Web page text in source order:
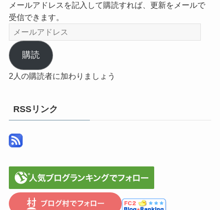
メールアドレスを記入して購読すれば、更新をメールで
受信できます。
メ
ー
ル
ア
ド
購読
2人の購読者に加わりましょう
RSSリンク